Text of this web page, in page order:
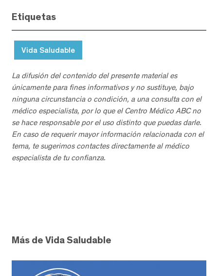
Etiquetas
Vida Saludable
La difusión del contenido del presente material es
únicamente para fines informativos y no sustituye, bajo
ninguna circunstancia o condición, a una consulta con el
médico especialista, por lo que el Centro Médico ABC no
se hace responsable por el uso distinto que puedas darle.
En caso de requerir mayor información relacionada con el
tema, te sugerimos contactes directamente al médico
especialista de tu confianza.
Más de Vida Saludable